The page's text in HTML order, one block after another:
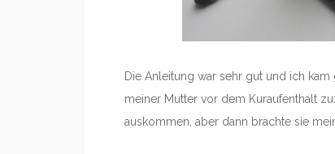
Die Anleitung war sehr gut und ich
meiner Mutter vor dem Kuraufenthalt
auskommen, aber dann brachte sie